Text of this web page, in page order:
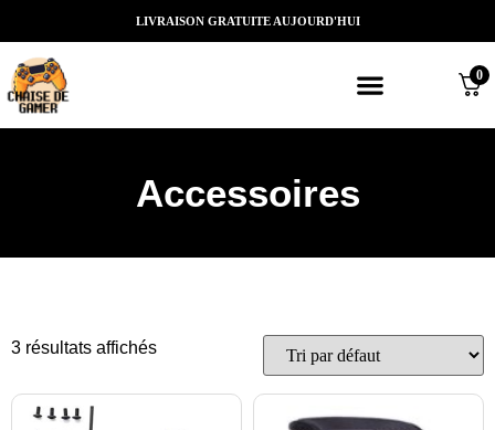
LIVRAISON GRATUITE AUJOURD'HUI
0
Accessoires
3 résultats affichés